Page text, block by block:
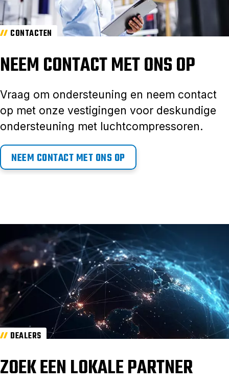
CONTACTEN
NEEM CONTACT MET ONS OP
Vraag om ondersteuning en neem contact
op met onze vestigingen voor deskundige
ondersteuning met luchtcompressoren.
NEEM CONTACT MET ONS OP
DEALERS
ZOEK EEN LOKALE PARTNER